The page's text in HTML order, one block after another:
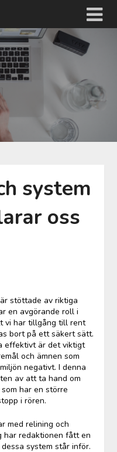
system
oss
stöttade av riktiga
en avgörande roll i
vi har tillgång till rent
bort på ett säkert sätt.
effektivt är det viktigt
och ämnen som
negativt. I denna
av att ta hand om
har en större
i rören.
med relining och
har redaktionen fått en
system står inför.